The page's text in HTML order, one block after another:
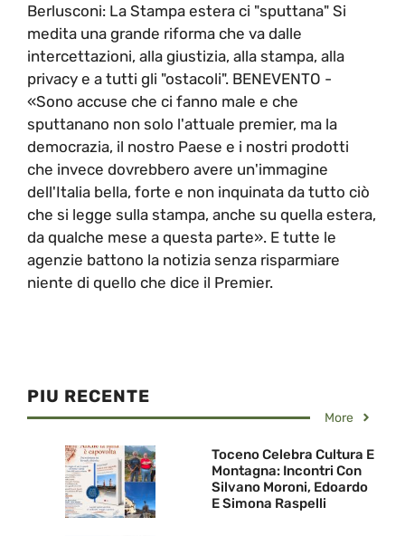
Berlusconi: La Stampa estera ci "sputtana" Si
medita una grande riforma che va dalle
intercettazioni, alla giustizia, alla stampa, alla
privacy e a tutti gli "ostacoli". BENEVENTO -
«Sono accuse che ci fanno male e che
sputtanano non solo l'attuale premier, ma la
democrazia, il nostro Paese e i nostri prodotti
che invece dovrebbero avere un'immagine
dell'Italia bella, forte e non inquinata da tutto ciò
che si legge sulla stampa, anche su quella estera,
da qualche mese a questa parte». E tutte le
agenzie battono la notizia senza risparmiare
niente di quello che dice il Premier.
PIU RECENTE
More
Toceno Celebra Cultura E
Montagna: Incontri Con
Silvano Moroni, Edoardo
E Simona Raspelli